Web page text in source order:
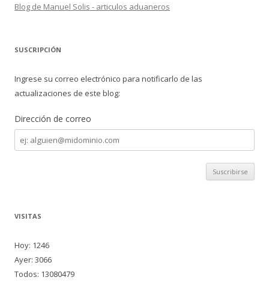
Blog de Manuel Solis - articulos aduaneros
SUSCRIPCIÓN
Ingrese su correo electrónico para notificarlo de las
actualizaciones de este blog:
Dirección de correo
Dirección
de
correo
VISITAS
Hoy: 1246
Ayer: 3066
Todos: 13080479